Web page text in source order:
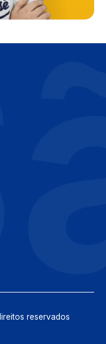
reservados